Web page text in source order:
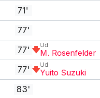
71'
77'
77'
Ud
M. Rosenfelder
77' Ud
Yuito Suzuki
83'